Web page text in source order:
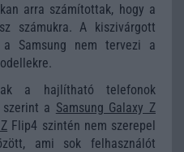
arra számítottak, hogy a
számukra. A kiszivárgott
Samsung nem tervezi a
a hajlítható telefonok
a Samsung Galaxy Z
Flip4 szintén nem szerepel
ami sok felhasználót